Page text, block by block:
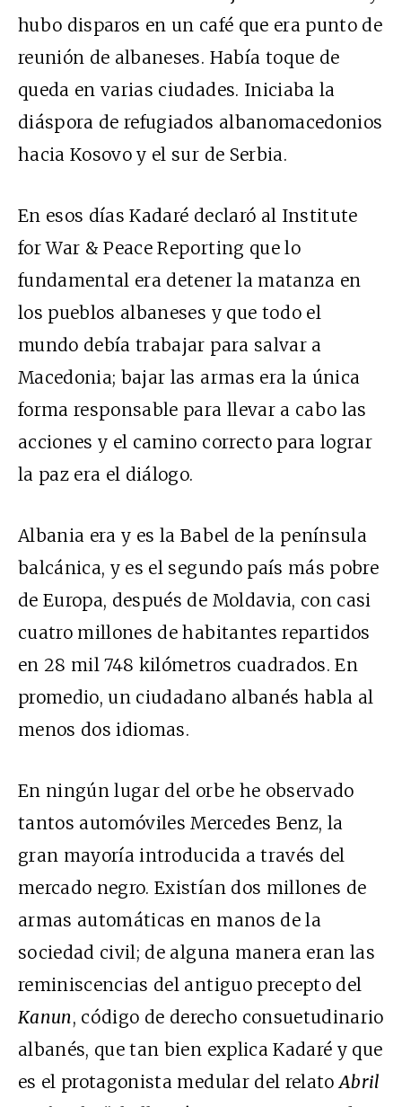
hubo disparos en un café que era punto de
reunión de albaneses. Había toque de
queda en varias ciudades. Iniciaba la
diáspora de refugiados albanomacedonios
hacia Kosovo y el sur de Serbia.
En esos días Kadaré declaró al Institute
for War & Peace Reporting que lo
fundamental era detener la matanza en
los pueblos albaneses y que todo el
mundo debía trabajar para salvar a
Macedonia; bajar las armas era la única
forma responsable para llevar a cabo las
acciones y el camino correcto para lograr
la paz era el diálogo.
Albania era y es la Babel de la península
balcánica, y es el segundo país más pobre
de Europa, después de Moldavia, con casi
cuatro millones de habitantes repartidos
en 28 mil 748 kilómetros cuadrados. En
promedio, un ciudadano albanés habla al
menos dos idiomas.
En ningún lugar del orbe he observado
tantos automóviles Mercedes Benz, la
gran mayoría introducida a través del
mercado negro. Existían dos millones de
armas automáticas en manos de la
sociedad civil; de alguna manera eran las
reminiscencias del antiguo precepto del
Kanun, código de derecho consuetudinario
albanés, que tan bien explica Kadaré y que
es el protagonista medular del relato Abril